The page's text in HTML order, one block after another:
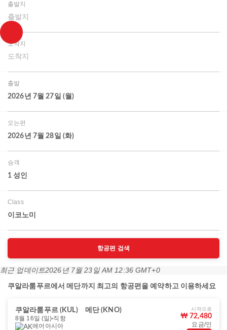
출발지
출발지
도착지
도착지
출발
2026년 7월 27일 (월)
오는편
2026년 7월 28일 (화)
승객
1 성인
Class
이코노미
항공편 검색
최근 업데이트2026년 7월 23일 AM 12:36 GMT+0
쿠알라룸푸르에서 메단까지 최고의 항공편을 예약하고 이용하세요
쿠알라룸푸르 (KUL)
메단 (KNO)
8월 16일 (일) 직항
에어아시아
시작으로
₩ 72,480
요금/인